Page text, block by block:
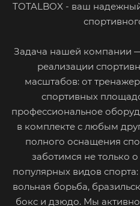
TOTALBOX - ваш
Задача нашей компании
реализации
масштабов: от
спортивных
профессиональное
в комплекте с любым
полного оснащения
заботимся не только
популярных видов
вольная борьба,
бокс и дзюдо. Мы